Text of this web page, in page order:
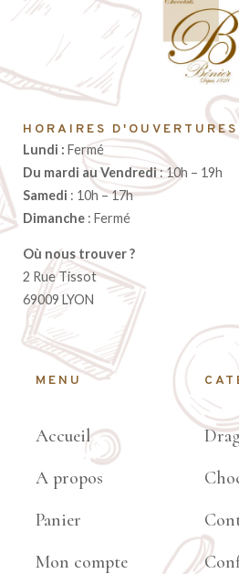
HORAIRES
Lundi : Fermé
Du mardi au Vendredi: 10h – 19h
Samedi : 10h – 17h
Dimanche : Fermé
Où nous trouver ?
2 Rue Tissot
69009 LYON
MENU
Accueil
A propos
Panier
Mon compte